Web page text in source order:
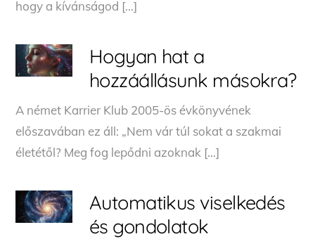
hogy a kívánságod […]
Hogyan hat a
hozzáállásunk másokra?
A német Karrier Klub 2005-ös évkönyvének
előszavában ez áll: „Nem vár túl sokat a szakmai
életétől? Meg fog lepődni azoknak […]
Automatikus viselkedés
és gondolatok